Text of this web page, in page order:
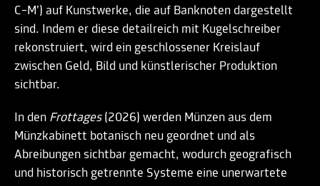
C–M’) auf Kunstwerke, die auf Banknoten dargestellt
sind. Indem er diese detailreich mit Kugelschreiber
rekonstruiert, wird ein geschlossener Kreislauf
zwischen Geld, Bild und künstlerischer Produktion
sichtbar.
In den Frottages(2026) werden Münzen aus dem
Münzkabinett botanisch neu geordnet und als
Abreibungen sichtbar gemacht, wodurch geografisch
und historisch getrennte Systeme eine unerwartete